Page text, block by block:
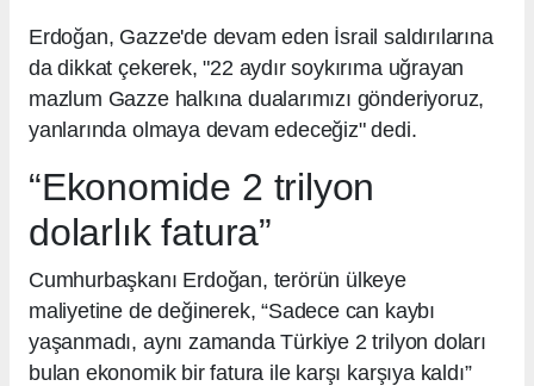
Erdoğan, Gazze'de devam eden İsrail saldırılarına
da dikkat çekerek, "22 aydır soykırıma uğrayan
mazlum Gazze halkına dualarımızı gönderiyoruz,
yanlarında olmaya devam edeceğiz" dedi.
“Ekonomide 2 trilyon
dolarlık fatura”
Cumhurbaşkanı Erdoğan, terörün ülkeye
maliyetine de değinerek, “Sadece can kaybı
yaşanmadı, aynı zamanda Türkiye 2 trilyon doları
bulan ekonomik bir fatura ile karşı karşıya kaldı”